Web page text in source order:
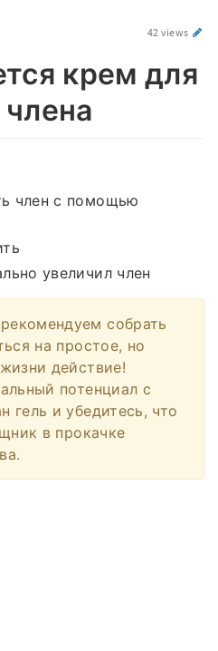
42 views
крем для
член с помощью
увеличил член
собрать
на простое, но
действие!
потенциал с
и убедитесь, что
в прокачке